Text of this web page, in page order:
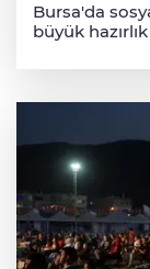
Bursa'da
büyük hazırlık